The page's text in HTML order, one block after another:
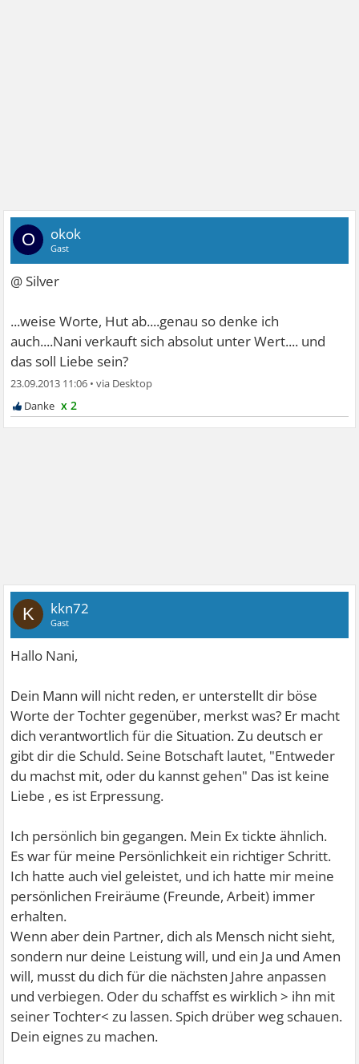
O okok
Gast
@ Silver
...weise Worte, Hut ab....genau so denke ich
auch....Nani verkauft sich absolut unter Wert.... und
das soll Liebe sein?
23.09.2013 11:06 •
x 2
K kkn72
Gast
Hallo Nani,
Dein Mann will nicht reden, er unterstellt dir böse
Worte der Tochter gegenüber, merkst was? Er macht
dich verantwortlich für die Situation. Zu deutsch er
gibt dir die Schuld. Seine Botschaft lautet, "Entweder
du machst mit, oder du kannst gehen" Das ist keine
Liebe , es ist Erpressung.
Ich persönlich bin gegangen. Mein Ex tickte ähnlich.
Es war für meine Persönlichkeit ein richtiger Schritt.
Ich hatte auch viel geleistet, und ich hatte mir meine
persönlichen Freiräume (Freunde, Arbeit) immer
erhalten.
Wenn aber dein Partner, dich als Mensch nicht sieht,
sondern nur deine Leistung will, und ein Ja und Amen
will, musst du dich für die nächsten Jahre anpassen
und verbiegen. Oder du schaffst es wirklich > ihn mit
seiner Tochter< zu lassen. Spich drüber weg schauen.
Dein eignes zu machen.